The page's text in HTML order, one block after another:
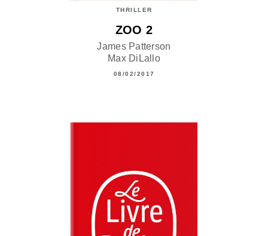
THRILLER
ZOO 2
James Patterson
Max DiLallo
08/02/2017